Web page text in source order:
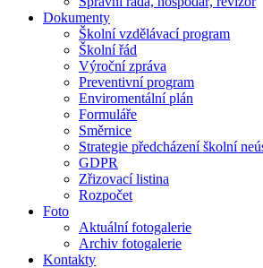
Dokumenty
Školní vzdělávací program
Školní řád
Výroční zpráva
Preventivní program
Enviromentální plán
Formuláře
Směrnice
Strategie předcházení školní
GDPR
Zřizovací listina
Rozpočet
Foto
Aktuální fotogalerie
Archiv fotogalerie
Kontakty